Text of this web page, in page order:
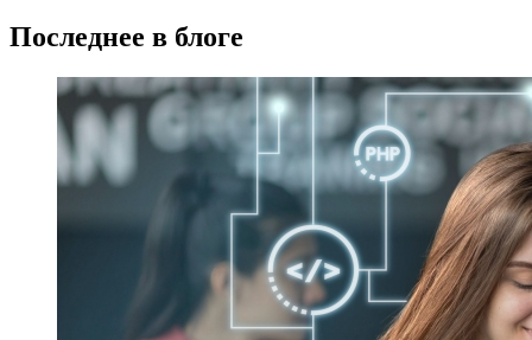
Последнее в блоге